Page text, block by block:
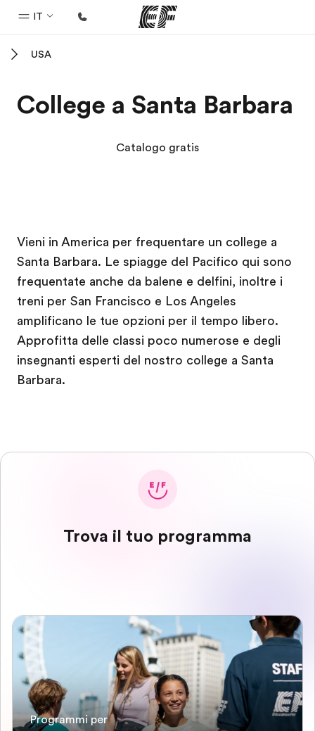
IT
Programmi
La nostra organizzazione
Carriera
Lavora con noi
USA
College a Santa Barbara
Catalogo gratis
Vieni in America per frequentare un college a
Santa Barbara. Le spiagge del Pacifico qui sono
frequentate anche da balene e delfini, inoltre i
treni per San Francisco e Los Angeles
amplificano le tue opzioni per il tempo libero.
Approfitta delle classi poco numerose e degli
insegnanti esperti del nostro college a Santa
Barbara.
Trova il tuo programma
Programmi per